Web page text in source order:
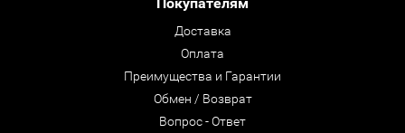
Доставка
Оплата
Преимущества и Гарантии
Обмен / Возврат
Вопрос - Ответ